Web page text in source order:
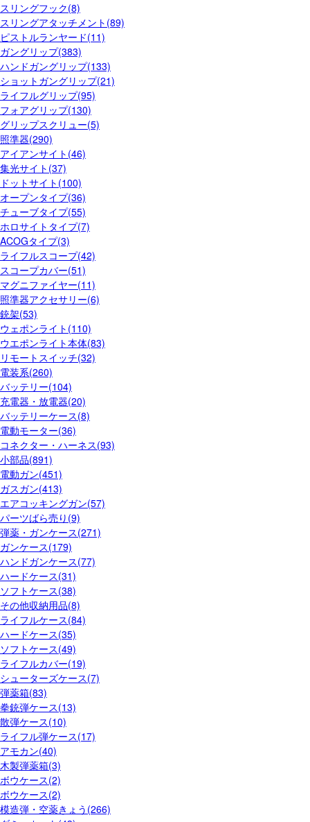
スリングフック(8)
スリングアタッチメント(89)
ピストルランヤード(11)
ガングリップ(383)
ハンドガングリップ(133)
ショットガングリップ(21)
ライフルグリップ(95)
フォアグリップ(130)
グリップスクリュー(5)
照準器(290)
アイアンサイト(46)
集光サイト(37)
ドットサイト(100)
オープンタイプ(36)
チューブタイプ(55)
ホロサイトタイプ(7)
ACOGタイプ(3)
ライフルスコープ(42)
スコープカバー(51)
マグニファイヤー(11)
照準器アクセサリー(6)
銃架(53)
ウェポンライト(110)
ウエポンライト本体(83)
リモートスイッチ(32)
電装系(260)
バッテリー(104)
充電器・放電器(20)
バッテリーケース(8)
電動モーター(36)
コネクター・ハーネス(93)
小部品(891)
電動ガン(451)
ガスガン(413)
エアコッキングガン(57)
パーツばら売り(9)
弾薬・ガンケース(271)
ガンケース(179)
ハンドガンケース(77)
ハードケース(31)
ソフトケース(38)
その他収納用品(8)
ライフルケース(84)
ハードケース(35)
ソフトケース(49)
ライフルカバー(19)
シューターズケース(7)
弾薬箱(83)
拳銃弾ケース(13)
散弾ケース(10)
ライフル弾ケース(17)
アモカン(40)
木製弾薬箱(3)
ボウケース(2)
ボウケース(2)
模造弾・空薬きょう(266)